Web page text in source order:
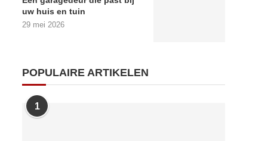
uw huis en tuin
29 mei 2026
POPULAIRE ARTIKELEN
1